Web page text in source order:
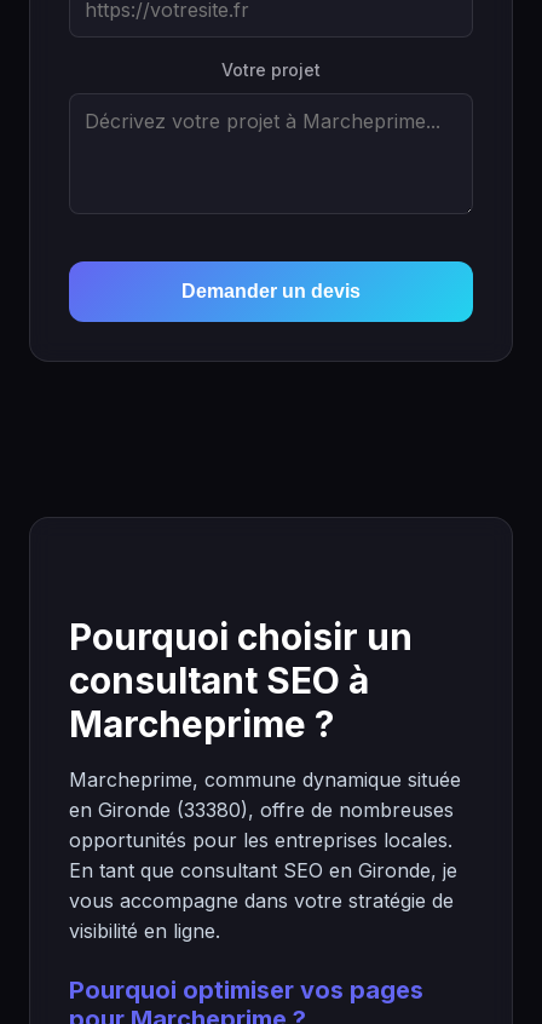
Votre projet
Demander un devis
Pourquoi choisir un
consultant SEO à
Marcheprime ?
Marcheprime, commune dynamique située
en Gironde (33380), offre de nombreuses
opportunités pour les entreprises locales.
En tant que consultant SEO en Gironde, je
vous accompagne dans votre stratégie de
visibilité en ligne.
Pourquoi optimiser vos pages